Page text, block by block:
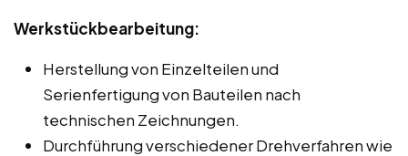
Werkstückbearbeitung:
Herstellung von Einzelteilen und
Serienfertigung von Bauteilen nach
technischen Zeichnungen.
Durchführung verschiedener Drehverfahren wie